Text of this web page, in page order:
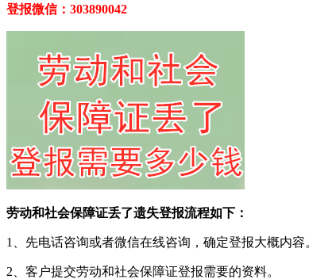
登报微信：303890042
劳动和社会保障证丢了遗失登报流程如下：
1、先电话咨询或者微信在线咨询，确定登报大概内容。
2、客户提交劳动和社会保障证登报需要的资料。